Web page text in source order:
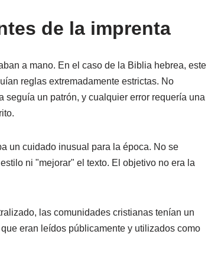
de la imprenta
a mano. En el caso de la Biblia hebrea, este
reglas extremadamente estrictas. No
un patrón, y cualquier error requería una
un cuidado inusual para la época. No se
ni "mejorar" el texto. El objetivo no era la
las comunidades cristianas tenían un
eran leídos públicamente y utilizados como